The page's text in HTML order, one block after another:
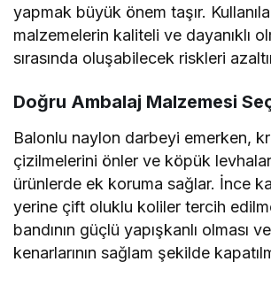
yapmak büyük önem taşır.
malzemelerin kaliteli ve dayanıklı
sırasında oluşabilecek riskleri
Doğru Ambalaj Malzemesi
Balonlu naylon darbeyi emerken,
çizilmelerini önler ve köpük
ürünlerde ek koruma sağlar. İnce
yerine çift oluklu koliler tercih
bandının güçlü yapışkanlı olması
kenarlarının sağlam şekilde